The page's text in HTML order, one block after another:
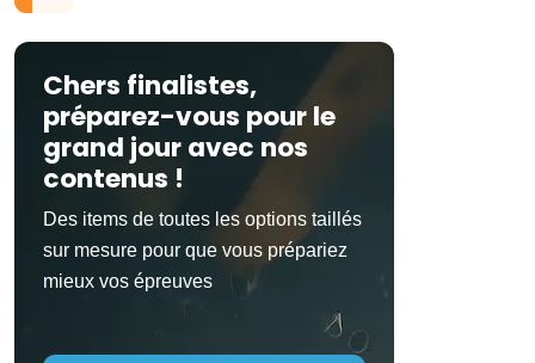
Chers finalistes,
préparez-vous pour le
grand jour avec nos
contenus !
Des items de toutes les options taillés
sur mesure pour que vous prépariez
mieux vos épreuves